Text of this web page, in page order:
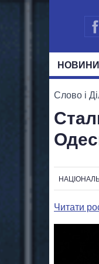
НОВИНИ
Слово і
Читати